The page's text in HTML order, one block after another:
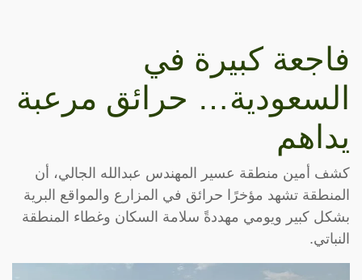
فاجعة كبيرة في
السعودية… حرائق مرعبة
يداهم
كشف أمين منطقة عسير المهندس عبدالله الجالي، أن
المنطقة تشهد مؤخرًا حرائق في المزارع والمواقع البرية
بشكل كبير ويومي مهددةً سلامة السكان وغطاء المنطقة
النباتي.